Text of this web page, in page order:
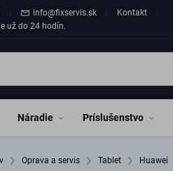
info@fixservis.sk
Kontakt
už do 24 hodín.
Náradie Príslušenstvo
Oprava a servis Tablet Huawei